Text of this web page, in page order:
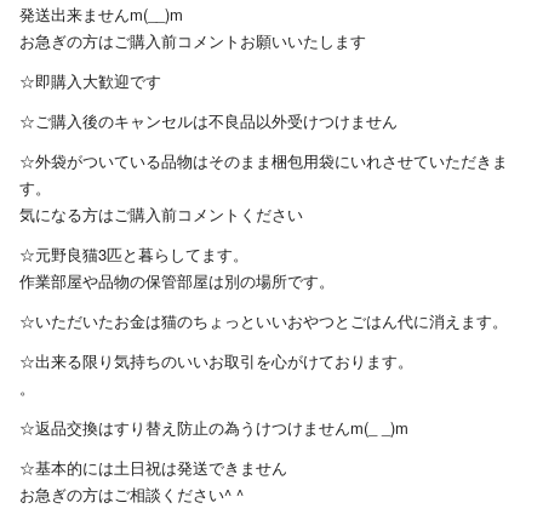
発送出来ませんm(__)m
お急ぎの方はご購入前コメントお願いいたします
☆即購入大歓迎です
☆ご購入後のキャンセルは不良品以外受けつけません
☆外袋がついている品物はそのまま梱包用袋にいれさせていただきま
す。
気になる方はご購入前コメントください
☆元野良猫3匹と暮らしてます。
作業部屋や品物の保管部屋は別の場所です。
☆いただいたお金は猫のちょっといいおやつとごはん代に消えます。
☆出来る限り気持ちのいいお取引を心がけております。
。
☆返品交換はすり替え防止の為うけつけませんm(_ _)m
☆基本的には土日祝は発送できません
お急ぎの方はご相談ください^ ^